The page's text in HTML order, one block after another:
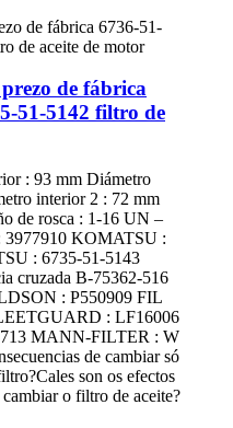
de fábrica
51-5142 filtro de
: 93 mm Diámetro
interior 2 : 72 mm
de rosca : 1-16 UN –
KOMATSU :
: 6735-51-5143
cruzada B-75362-516
: P550909 FIL
: LF16006
MANN-FILTER : W
de cambiar só
son os efectos
o filtro de aceite?